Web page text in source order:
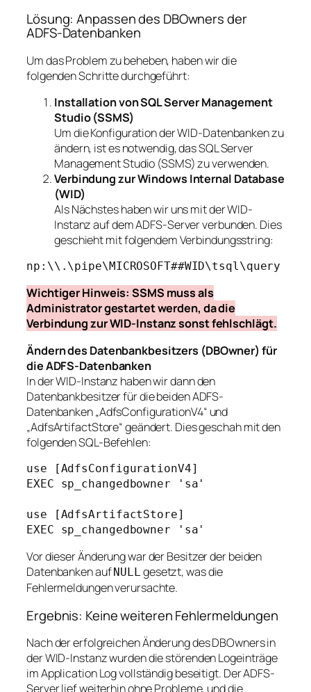
Lösung: Anpassen des DBOwners der
ADFS-Datenbanken
Um das Problem zu beheben, haben wir die
folgenden Schritte durchgeführt:
Installation von SQL Server Management
Studio (SSMS)
Um die Konfiguration der WID-Datenbanken zu
ändern, ist es notwendig, das SQL Server
Management Studio (SSMS) zu verwenden.
Verbindung zur Windows Internal Database
(WID)
Als Nächstes haben wir uns mit der WID-
Instanz auf dem ADFS-Server verbunden. Dies
geschieht mit folgendem Verbindungsstring:
np:\\.\pipe\MICROSOFT##WID\tsql\query
Wichtiger Hinweis: SSMS muss als
Administrator gestartet werden, da die
Verbindung zur WID-Instanz sonst fehlschlägt.
Ändern des Datenbankbesitzers (DBOwner) für
die ADFS-Datenbanken
In der WID-Instanz haben wir dann den
Datenbankbesitzer für die beiden ADFS-
Datenbanken „AdfsConfigurationV4“ und
„AdfsArtifactStore“ geändert. Dies geschah mit den
folgenden SQL-Befehlen:
use [AdfsConfigurationV4]
EXEC sp_changedbowner 'sa'
use [AdfsArtifactStore]
EXEC sp_changedbowner 'sa'
Vor dieser Änderung war der Besitzer der beiden
Datenbanken aufNULL gesetzt, was die
Fehlermeldungen verursachte.
Ergebnis: Keine weiteren Fehlermeldungen
Nach der erfolgreichen Änderung des DBOwners in
der WID-Instanz wurden die störenden Logeinträge
im Application Log vollständig beseitigt. Der ADFS-
Server lief weiterhin ohne Probleme, und die